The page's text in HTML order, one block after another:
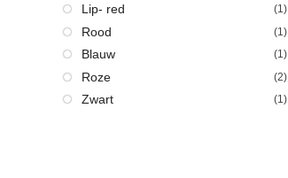
Lip- red (1)
Rood (1)
Blauw (1)
Roze (2)
Zwart (1)